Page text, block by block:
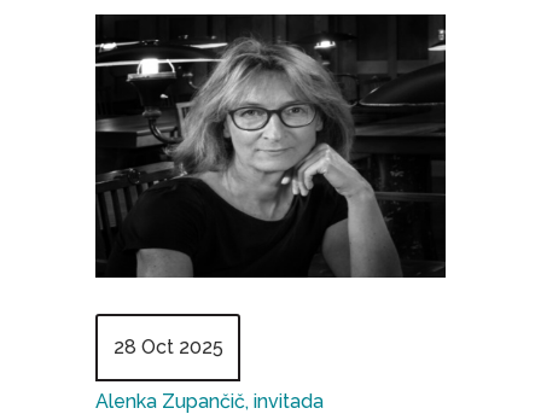
28 Oct 2025
Alenka Zupančič, invitada